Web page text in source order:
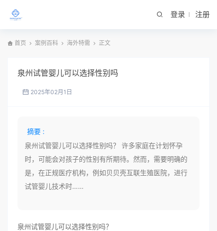
登录 注册
首页 案例百科 海外特需 正文
泉州试管婴儿可以选择性别吗
2025年02月1日
摘要 :
泉州试管婴儿可以选择性别吗？ 许多家庭在计划怀孕
时，可能会对孩子的性别有所期待。然而，需要明确的
是，在正规医疗机构，例如贝贝壳互联生殖医院，进行
试管婴儿技术时……
泉州试管婴儿可以选择性别吗？